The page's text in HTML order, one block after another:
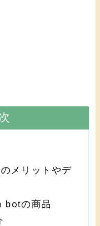
メリットやデ
botの商品